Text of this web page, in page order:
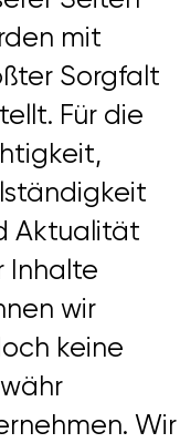
mit
Sorgfalt
Für die
Aktualität
Inhalte
wir
keine
Wir